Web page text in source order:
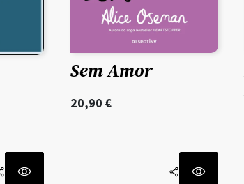
Sem Amor
20,90 €